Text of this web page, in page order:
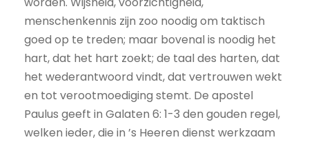
menschenkennis zijn zoo noodig om taktisch
goed op te treden; maar bovenal is noodig het
hart, dat het hart zoekt; de taal des harten, dat
het wederantwoord vindt, dat vertrouwen wekt
en tot verootmoediging stemt. De apostel
Paulus geeft in Galaten 6: 1-3 den gouden regel,
welken ieder, die in ’s Heeren dienst werkzaam